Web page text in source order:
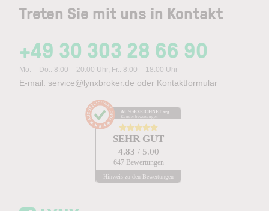
Treten Sie mit uns in Kontakt
+49 30 303 28 66 90
Mo. – Do.: 8:00 – 20:00 Uhr, Fr.: 8:00 – 18:00 Uhr
E-mail: service@lynxbroker.de oder Kontaktformular
AUSGEZEICHNET .org
Kundenbewertungen
SEHR GUT
4.83 / 5.00
647 Bewertungen
Hinweis zu den Bewertungen